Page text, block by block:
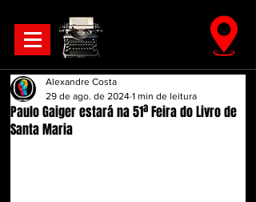
Paulo Gaiger estará na 51ª Feira do Livro de
Santa Maria
Alexandre Costa
29 de ago. de 2024 1 min de leitura